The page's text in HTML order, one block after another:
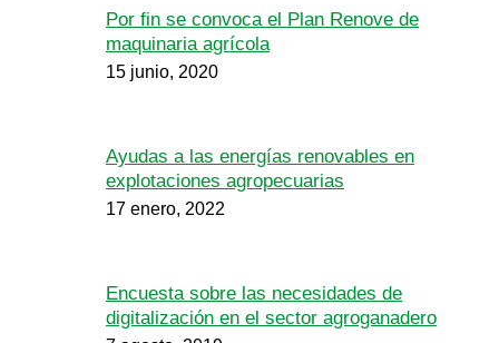
Por fin se convoca el Plan Renove de
maquinaria agrícola
15 junio, 2020
Ayudas a las energías renovables en
explotaciones agropecuarias
17 enero, 2022
Encuesta sobre las necesidades de
digitalización en el sector agroganadero